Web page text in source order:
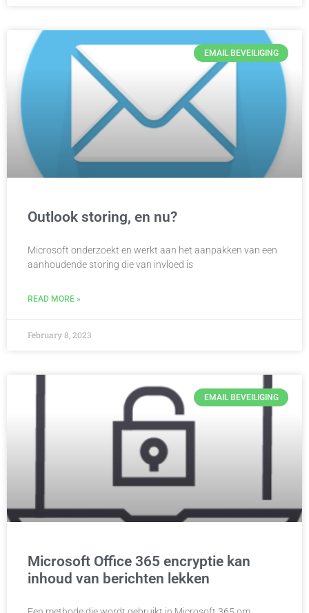
EMAIL BEVEILIGING
Outlook storing, en nu?
Microsoft onderzoekt en werkt aan het aanpakken van een
aanhoudende storing die van invloed is
READ MORE »
February 8, 2023
EMAIL BEVEILIGING
Microsoft Office 365 encryptie kan
inhoud van berichten lekken